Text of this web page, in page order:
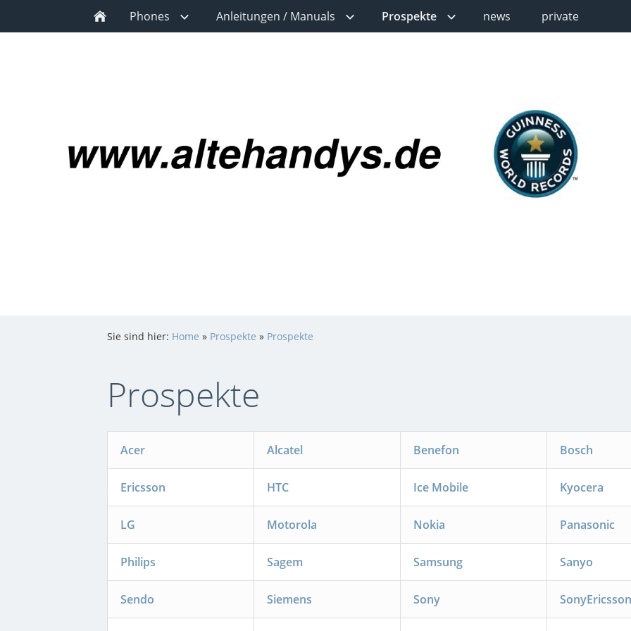
Phones Anleitungen / Manuals Prospekte news private
Sie sind hier: Home » Prospekte » Prospekte
Prospekte
Acer Alcatel Benefon Bosch
Ericsson HTC Ice Mobile Kyocera
LG Motorola Nokia Panasonic
Philips Sagem Samsung Sanyo
Sendo Siemens Sony SonyEricsson